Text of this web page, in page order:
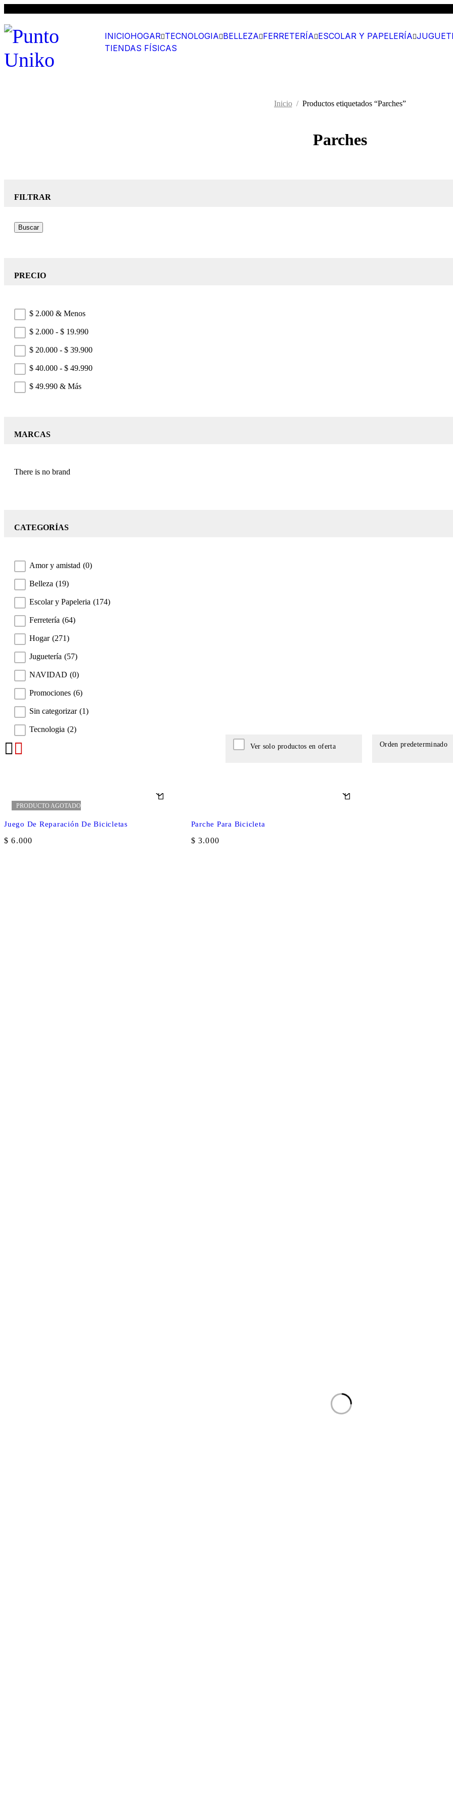
INICIOHOGAR TECNOLOGIA BELLEZA FERRETERÍA ESCOLAR Y PAPELERÍA
TIENDAS FÍSICAS
Parches
Inicio / Productos etiquetados “Parches”
FILTRAR
Buscar
PRECIO
$ 2.000 & Menos
$ 2.000 - $ 19.990
$ 20.000 - $ 39.900
$ 40.000 - $ 49.990
$ 49.990 & Más
MARCAS
There is no brand
CATEGORÍAS
Amor y amistad (0)
Belleza (19)
Escolar y Papeleria (174)
Ferretería (64)
Hogar (271)
Juguetería (57)
NAVIDAD (0)
Promociones (6)
Sin categorizar (1)
Tecnologia (2)
Ver solo productos en oferta Orden predeterminado
PRODUCTO AGOTADO
Juego De Reparación De Bicicletas
$ 6.000
Parche Para Bicicleta
$ 3.000